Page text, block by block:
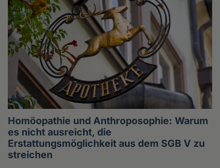
Homöopathie und Anthroposophie: Warum
es nicht ausreicht, die
Erstattungsmöglichkeit aus dem SGB V zu
streichen